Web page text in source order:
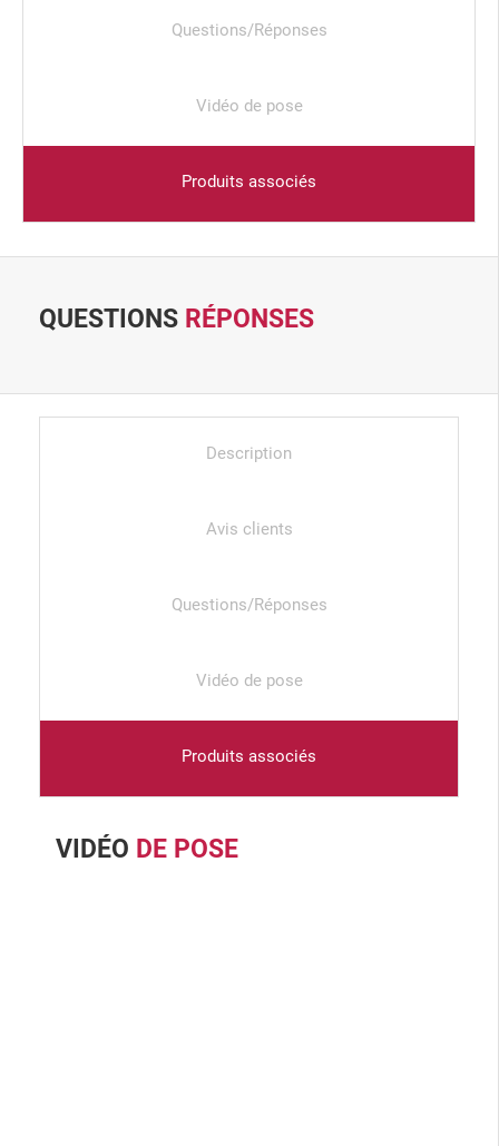
Questions/Réponses
Vidéo de pose
Produits associés
QUESTIONS RÉPONSES
Description
Avis clients
Questions/Réponses
Vidéo de pose
Produits associés
VIDÉO DE POSE